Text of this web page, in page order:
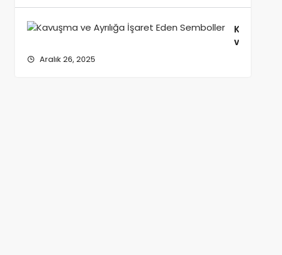
Neler?
Kavuşma
ve
Aralık 26, 2025